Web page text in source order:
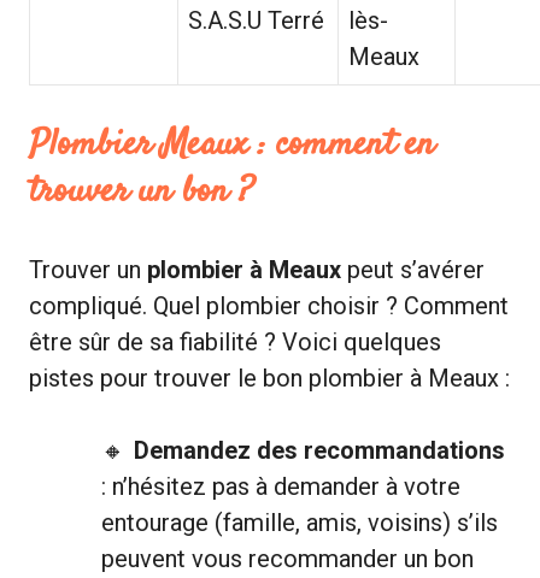
S.A.S.U Terré
lès-
Meaux
Plombier Meaux : comment en
trouver un bon ?
Trouver un plombier à Meaux peut s’avérer
compliqué. Quel plombier choisir ? Comment
être sûr de sa fiabilité ? Voici quelques
pistes pour trouver le bon plombier à Meaux :
Demandez des recommandations
: n’hésitez pas à demander à votre
entourage (famille, amis, voisins) s’ils
peuvent vous recommander un bon